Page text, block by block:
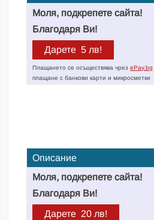
Моля, подкрепете сайта!
Благодаря Ви!
Плащането се осъществява чрезePay.bg
плащане с банкови карти и микросметки
Описание
Моля, подкрепете сайта!
Благодаря Ви!